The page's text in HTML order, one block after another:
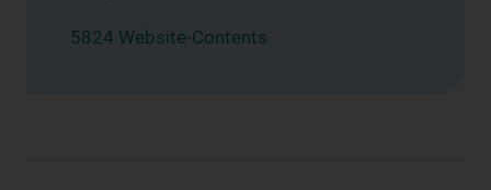
5824 Website-Contents